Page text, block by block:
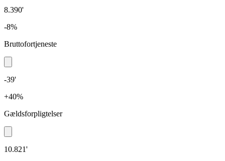
8.390'
-8%
Bruttofortjeneste
-39'
+40%
Gældsforpligtelser
10.821'